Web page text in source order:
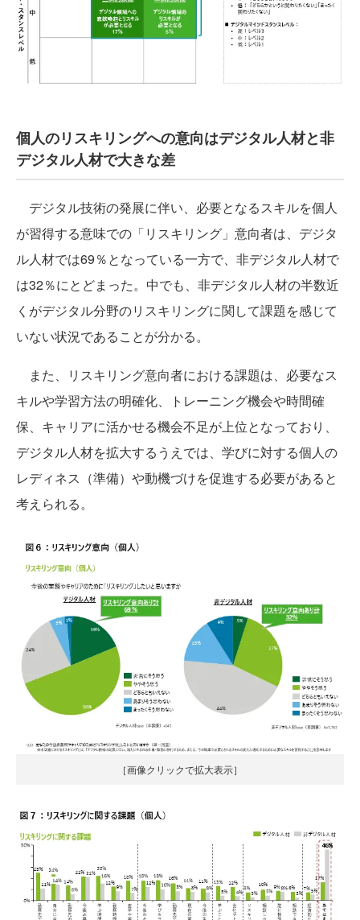
個人のリスキリングへの意向はデジタル人材と非
デジタル人材で大きな差
デジタル技術の発展に伴い、必要となるスキルを個人
が習得する意味での「リスキリング」意向者は、デジタ
ル人材では69％となっている一方で、非デジタル人材で
は32％にとどまった。中でも、非デジタル人材の半数近
くがデジタル分野のリスキリングに関して課題を感じて
いない状況であることが分かる。
また、リスキリング意向者における課題は、必要なス
キルや学習方法の明確化、トレーニング機会や時間確
保、キャリアに活かせる機会不足が上位となっており、
デジタル人材を拡大するうえでは、学びに対する個人の
レディネス（準備）や動機づけを促進する必要があると
考えられる。
［画像クリックで拡大表示］